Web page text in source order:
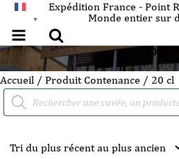
▼
Expédition France - Point
Monde entier sur
20 cl
Accueil / Produit Contenance / 20 cl
Recherche